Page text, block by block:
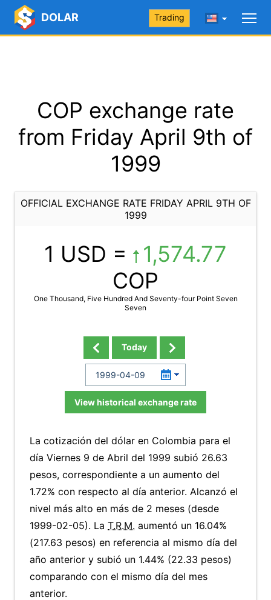
DOLAR Trading
COP exchange rate
from Friday April 9th of
1999
OFFICIAL EXCHANGE RATE FRIDAY APRIL 9TH OF
1999
1 USD =
1,574.77
COP
One Thousand, Five Hundred And Seventy-four Point Seven
Seven
Today
View historical exchange rate
La cotización del dólar en Colombia para el
día Viernes 9 de Abril del 1999 subió 26.63
pesos, correspondiente a un aumento del
1.72% con respecto al día anterior. Alcanzó el
nivel más alto en más de 2 meses (desde
1999-02-05). La T.R.M. aumentó un 16.04%
(217.63 pesos) en referencia al mismo día del
año anterior y subió un 1.44% (22.33 pesos)
comparando con el mismo día del mes
anterior.